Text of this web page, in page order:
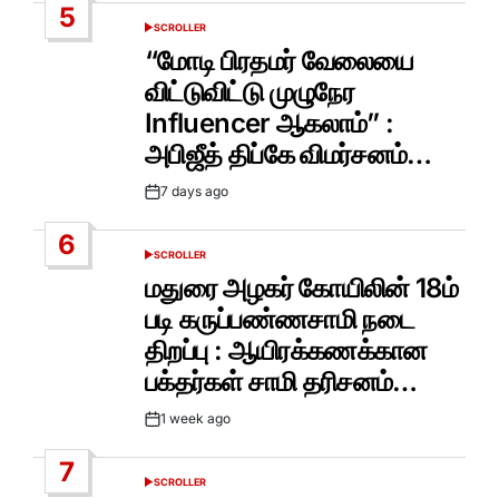
5
POSTED
IN
SCROLLER
“மோடி பிரதமர் வேலையை
விட்டுவிட்டு முழுநேர
Influencer ஆகலாம்” :
அபிஜீத் திப்கே விமர்சனம்…
Post7 days ago
6
POSTED
SCROLLER
மதுரை அழகர் கோயிலின் 18ம்
படி கருப்பண்ணசாமி நடை
திறப்பு : ஆயிரக்கணக்கான
பக்தர்கள் சாமி தரிசனம்…
Post1 week ago
7
POSTED
SCROLLER